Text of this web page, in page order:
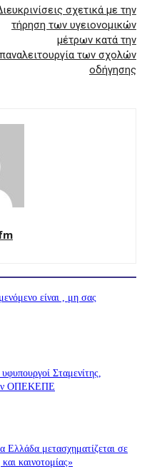
σχετικά με την
τήρηση των υγειονομικών
μέτρων κατά την
των σχολών
οδήγησης
είναι , μη σας
Σταμενίτης,
ΟΠΕΚΕΠΕ
μετασχηματίζεται σε
καινοτομίας»